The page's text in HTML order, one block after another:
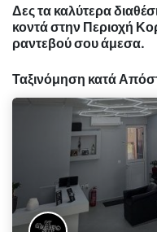
Δες τα καλύτερα
κοντά στην Περιοχή
ραντεβού σου άμεσα.
Ταξινόμηση κατά